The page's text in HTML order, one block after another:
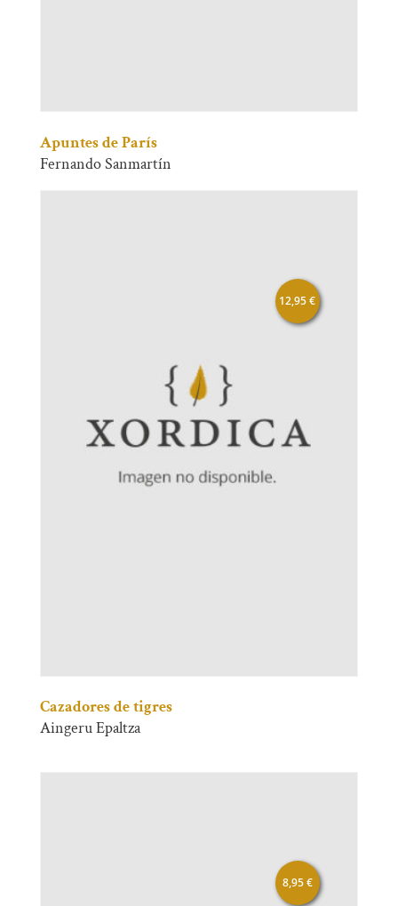
Apuntes de París
Fernando Sanmartín
Cazadores de tigres
Aingeru Epaltza
12,95€
8,95€